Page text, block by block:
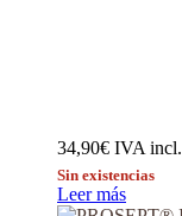
34,90€ IVA incl.
Sin existencias
Leer más